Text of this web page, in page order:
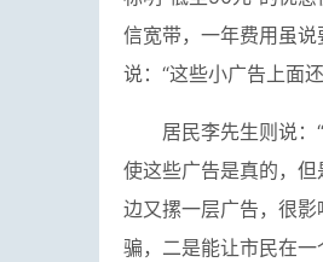
信宽带，一年费用虽
说：“这些小广告上面
居民李先生则说
使这些广告是真的，
边又摞一层广告，很
骗，二是能让市民在